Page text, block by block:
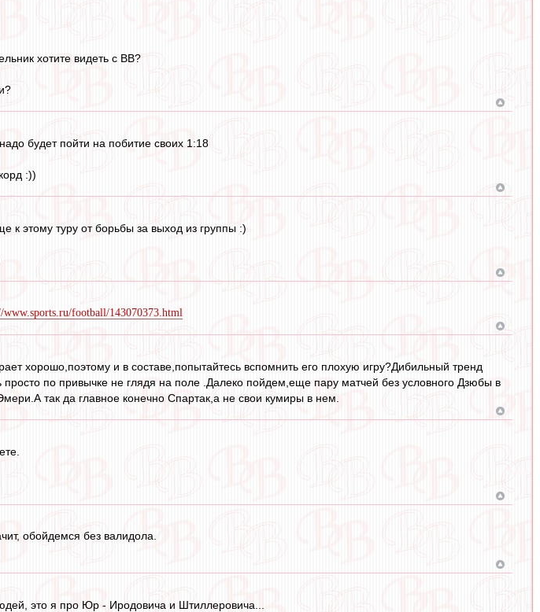
хотите видеть с ВВ?
будет пойти на побитие своих 1:18
:))
к этому туру от борьбы за выход из группы :)
www.sports.ru/football/143070373.html
хорошо,поэтому и в составе,попытайтесь вспомнить его плохую игру?Дибильный тренд
просто по привычке не глядя на поле .Далеко пойдем,еще пару матчей без условного Дзюбы в
так да главное конечно Спартак,а не свои кумиры в нем.
обойдемся без валидола.
это я про Юр - Иродовича и Штиллеровича...